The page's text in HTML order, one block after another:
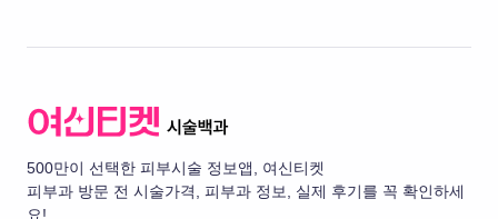
500만이 선택한 피부시술 정보앱, 여신티켓
피부과 방문 전 시술가격, 피부과 정보, 실제 후기를 꼭 확인하세
요!